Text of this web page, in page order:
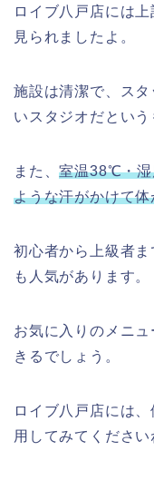
ロイブ八戸店には
見られましたよ。
施設は清潔で、ス
いスタジオだという
また、室温38℃・湿
ような汗がかけて
初心者から上級者
も人気があります。
お気に入りのメニ
きるでしょう。
ロイブ八戸店には
用してみてください